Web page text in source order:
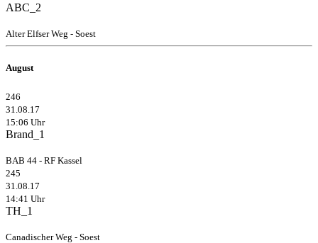
ABC_2
Alter Elfser Weg - Soest
August
246
31.08.17
15:06 Uhr
Brand_1
BAB 44 - RF Kassel
245
31.08.17
14:41 Uhr
TH_1
Canadischer Weg - Soest